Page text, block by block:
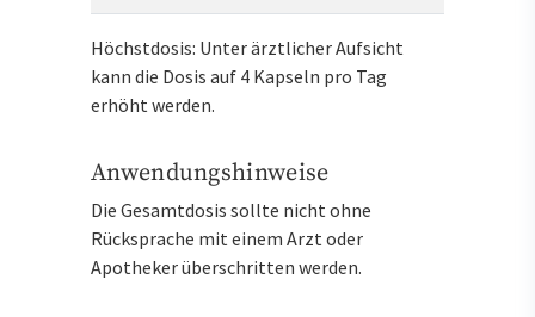
Höchstdosis: Unter ärztlicher Aufsicht
kann die Dosis auf 4 Kapseln pro Tag
erhöht werden.
Anwendungshinweise
Die Gesamtdosis sollte nicht ohne
Rücksprache mit einem Arzt oder
Apotheker überschritten werden.